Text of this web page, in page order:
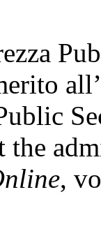
the
,